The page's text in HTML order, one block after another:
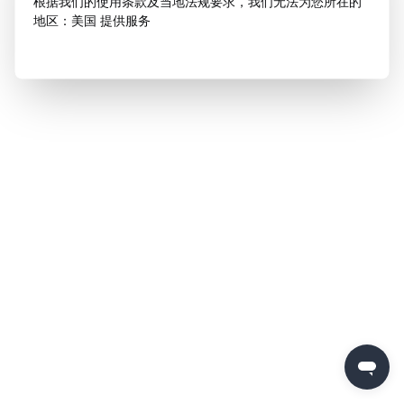
地区：美国 提供服务